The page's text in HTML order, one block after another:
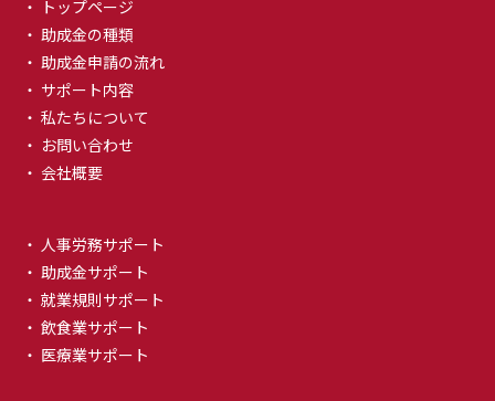
・ トップページ
・ 助成金の種類
・ 助成金申請の流れ
・ サポート内容
・ 私たちについて
・ お問い合わせ
・ 会社概要
・ 人事労務サポート
・ 助成金サポート
・ 就業規則サポート
・ 飲食業サポート
・ 医療業サポート